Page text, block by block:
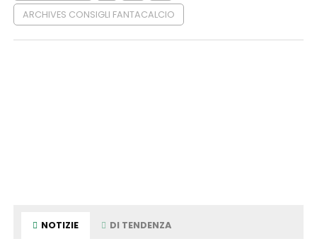
ARCHIVES CONSIGLI FANTACALCIO
NOTIZIE DI TENDENZA